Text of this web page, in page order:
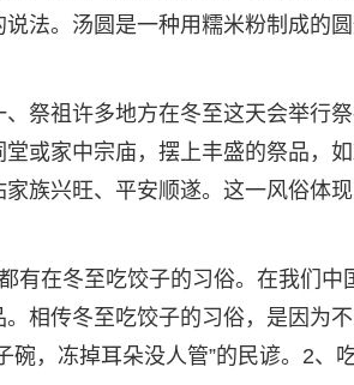
法。汤圆是一种用糯米粉制成的
祭祖许多地方在冬至这天会举行
或家中宗庙，摆上丰盛的祭品，
族兴旺、平安顺遂。这一风俗体
有在冬至吃饺子的习俗。在我们
相传冬至吃饺子的习俗，是因为
碗，冻掉耳朵没人管”的民谚。2、